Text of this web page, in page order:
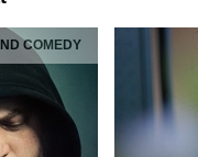
Jesu pie / Chor
slowly lifted up / Bariton
irae / Chor
dies illa /
him to the sun / Tenor
COMEDY